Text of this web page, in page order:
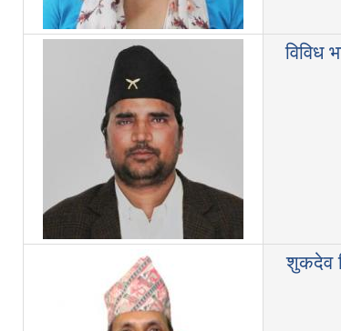
विविध
शुकदेव